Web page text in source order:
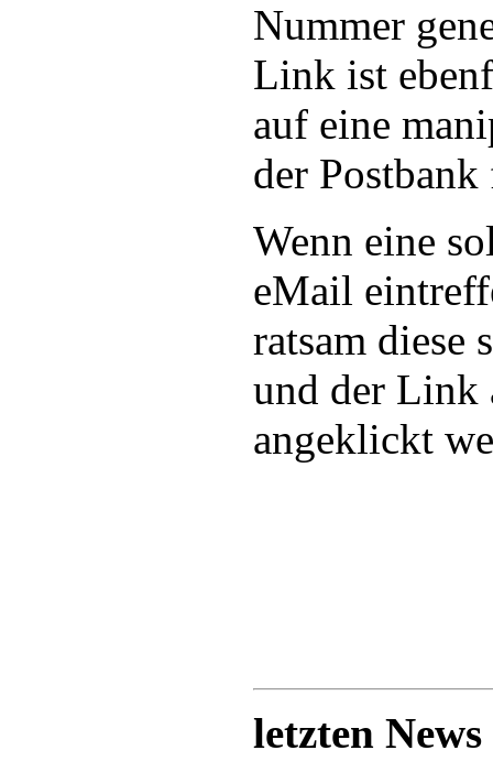
Nummer
Link ist
auf eine
der
Wenn eine
eMail
ratsam diese
und der Link
angeklickt
letzten News